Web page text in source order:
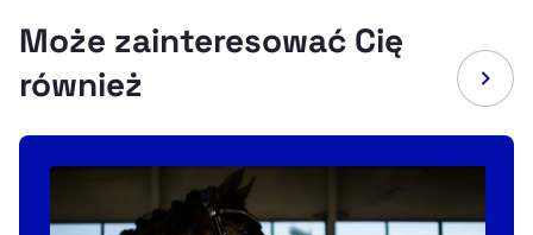
Może zainteresować Cię
również